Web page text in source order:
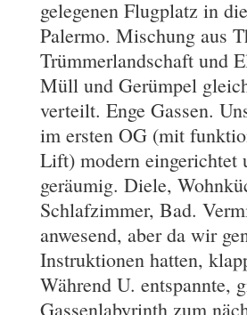
gelegenen Flugplatz in
Palermo. Mischung aus
Trümmerlandschaft und
Müll und Gerümpel
verteilt. Enge Gassen.
im ersten OG (mit
Lift) modern eingerichtet
geräumig. Diele,
Schlafzimmer, Bad.
anwesend, aber da wir
Instruktionen hatten,
Während U. entspannte,
Gassenlabyrinth zum